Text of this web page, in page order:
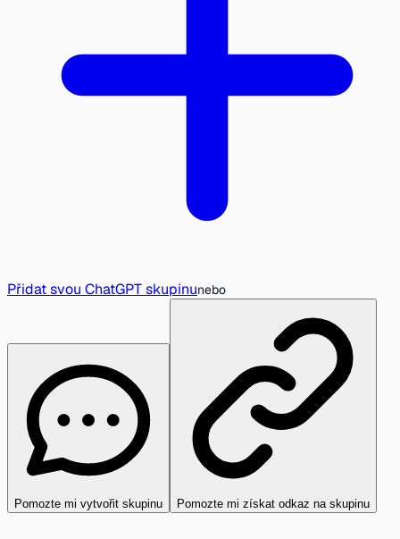
Přidat svou ChatGPT skupinunebo
Pomozte mi vytvořit skupinu Pomozte mi získat odkaz na skupinu